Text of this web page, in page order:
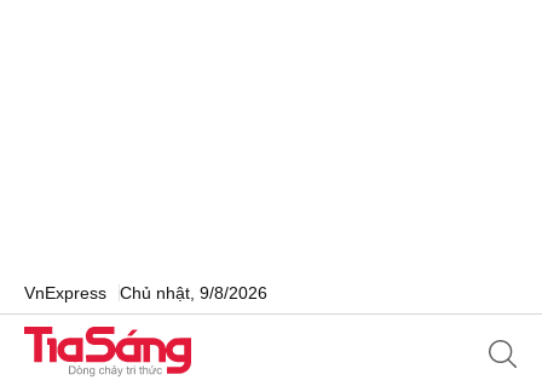
VnExpress Chủ nhật, 9/8/2026